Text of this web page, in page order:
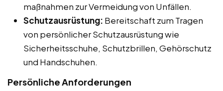
maßnahmen zur Vermeidung von Unfällen.
Schutzausrüstung: Bereitschaft zum Tragen
von persönlicher Schutzausrüstung wie
Sicherheitsschuhe, Schutzbrillen, Gehörschutz
und Handschuhen.
Persönliche Anforderungen